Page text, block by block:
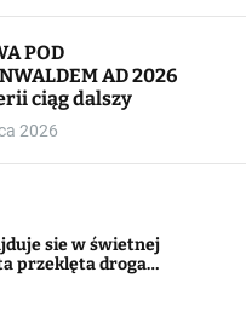
l
c
POD
AD 2026
ciąg dalszy
2026
sie w świetnej
przeklęta droga…